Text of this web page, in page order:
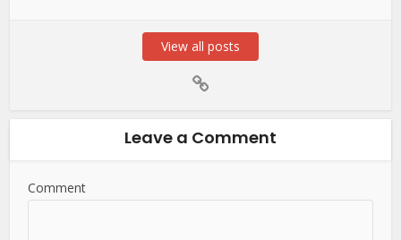
View all posts
Leave a Comment
Comment